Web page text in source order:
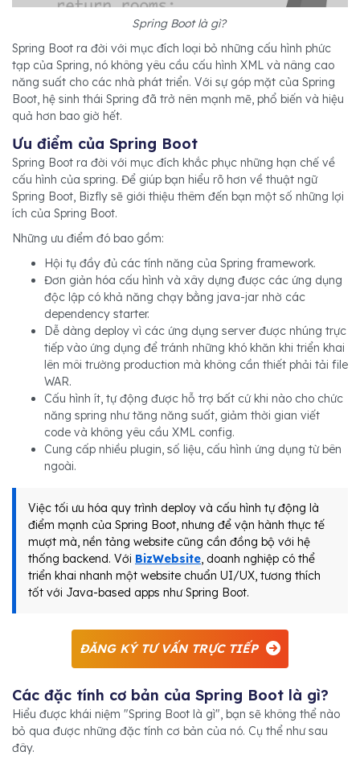
Spring Boot là gì?
Spring Boot ra đời với mục đích loại bỏ những cấu hình phức
tạp của Spring, nó không yêu cầu cấu hình XML và nâng cao
năng suất cho các nhà phát triển. Với sự góp mặt của Spring
Boot, hệ sinh thái Spring đã trở nên mạnh mẽ, phổ biến và hiệu
quả hơn bao giờ hết.
Ưu điểm của Spring Boot
Spring Boot ra đời với mục đích khắc phục những hạn chế về
cấu hình của spring. Để giúp bạn hiểu rõ hơn về thuật ngữ
Spring Boot, Bizfly sẽ giới thiệu thêm đến bạn một số những lợi
ích của Spring Boot.
Những ưu điểm đó bao gồm:
Hội tụ đầy đủ các tính năng của Spring framework.
Đơn giản hóa cấu hình và xây dựng được các ứng dụng
độc lập có khả năng chạy bằng java-jar nhờ các
dependency starter.
Dễ dàng deploy vì các ứng dụng server được nhúng trực
tiếp vào ứng dụng để tránh những khó khăn khi triển khai
lên môi trường production mà không cần thiết phải tải file
WAR.
Cấu hình ít, tự động được hỗ trợ bất cứ khi nào cho chức
năng spring như tăng năng suất, giảm thời gian viết
code và không yêu cầu XML config.
Cung cấp nhiều plugin, số liệu, cấu hình ứng dụng từ bên
ngoài.
Việc tối ưu hóa quy trình deploy và cấu hình tự động là
điểm mạnh của Spring Boot, nhưng để vận hành thực tế
mượt mà, nền tảng website cũng cần đồng bộ với hệ
thống backend. Với BizWebsite, doanh nghiệp có thể
triển khai nhanh một website chuẩn UI/UX, tương thích
tốt với Java-based apps như Spring Boot.
ĐĂNG KÝ TƯ VẤN TRỰC TIẾP
Các đặc tính cơ bản của Spring Boot là gì?
Hiểu được khái niệm "Spring Boot là gì", bạn sẽ không thể nào
bỏ qua được những đặc tính cơ bản của nó. Cụ thể như sau
đây.